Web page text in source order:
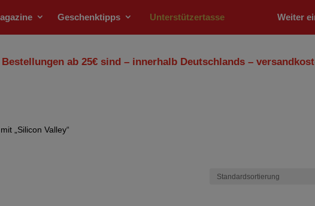
Geschenktipps Unterstützertasse Weiter
Bestellungen ab 25€ sind – innerhalb Deutschlands –
„Silicon Valley“